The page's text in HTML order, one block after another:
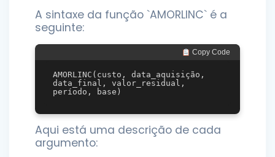
A sintaxe da função `AMORLINC` é a
seguinte:
Copy Code
AMORLINC(custo, data_aquisição,
data_final, valor_residual,
Aqui está uma descrição de cada
argumento: